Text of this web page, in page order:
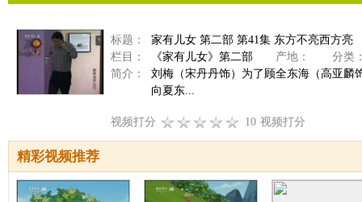
标题：
家有儿女 第二部 第41集 东方不亮西方亮
栏目：
《家有儿女》第二部 产地：
分类
简介：
刘梅（宋丹丹饰）为了顾全东海（高亚麟
向夏东...
视频打分 10 视频打分
精彩视频推荐